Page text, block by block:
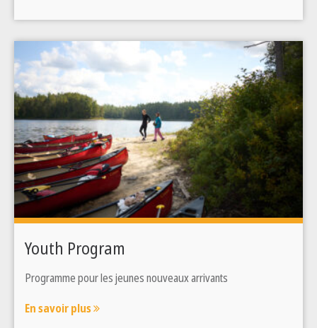
Youth Program
Programme pour les jeunes nouveaux arrivants
En savoir plus